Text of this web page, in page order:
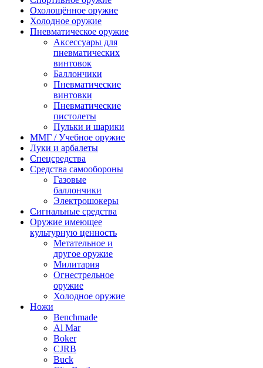
Охолощённое оружие
Холодное оружие
Пневматическое оружие
Аксессуары для
пневматических
винтовок
Баллончики
Пневматические
винтовки
Пневматические
пистолеты
Пульки и шарики
ММГ / Учебное оружие
Луки и арбалеты
Спецсредства
Средства самообороны
Газовые
баллончики
Электрошокеры
Сигнальные средства
Оружие имеющее
культурную ценность
Метательное и
другое оружие
Милитария
Огнестрельное
оружие
Холодное оружие
Ножи
Benchmade
Al Mar
Boker
CJRB
Buck